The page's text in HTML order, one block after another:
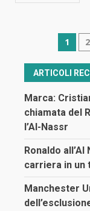
1 2
ARTICOLI
Marca:
chiamata del
l’Al-Nassr
Ronaldo
carriera in un
Manchester